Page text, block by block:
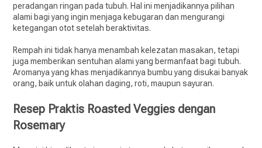
peradangan ringan pada tubuh. Hal ini menjadikannya pilihan
alami bagi yang ingin menjaga kebugaran dan mengurangi
ketegangan otot setelah beraktivitas.
Rempah ini tidak hanya menambah kelezatan masakan, tetapi
juga memberikan sentuhan alami yang bermanfaat bagi tubuh.
Aromanya yang khas menjadikannya bumbu yang disukai banyak
orang, baik untuk olahan daging, roti, maupun sayuran.
Resep Praktis Roasted Veggies dengan
Rosemary